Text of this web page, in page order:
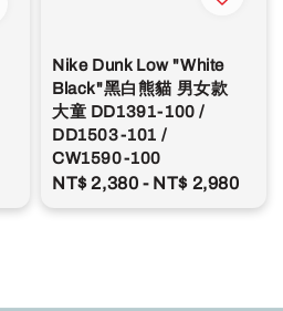
Nike Dunk Low "White
Black"黑白熊貓 男女款
大童 DD1391-100 /
DD1503-101 /
CW1590-100
Regular
price
NT$ 2,380 - NT$ 2,980